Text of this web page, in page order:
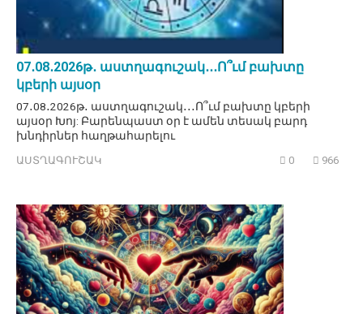
07․08․2026թ․ աստղագուշակ․․․Ո՞ւմ բախտը
կբերի այսօր
07․08․2026թ․ աստղագուշակ․․․Ո՞ւմ բախտը կբերի
այսօր Խոյ: Բարենպաստ օր է ամեն տեսակ բարդ
խնդիրներ հաղթահարելու
ԱՍՏՂԱԳՈՒՇԱԿ 0 966